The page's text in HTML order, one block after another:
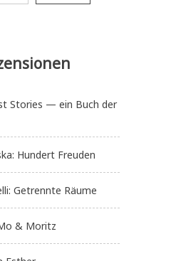
Stories — ein Buch der
Hundert Freuden
Getrennte Räume
& Moritz